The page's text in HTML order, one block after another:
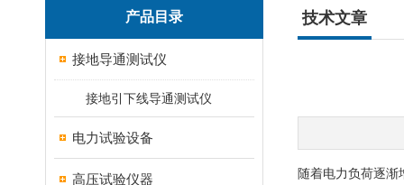
产品目录
接地导通测试仪
接地引下线导通测试仪
电力试验设备
高压试验仪器
技术文章
随着电力负荷逐